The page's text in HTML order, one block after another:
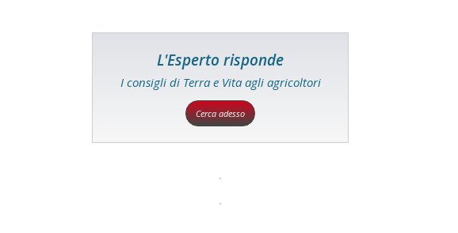
L'Esperto risponde
I consigli di Terra e Vita agli agricoltori
Cerca adesso